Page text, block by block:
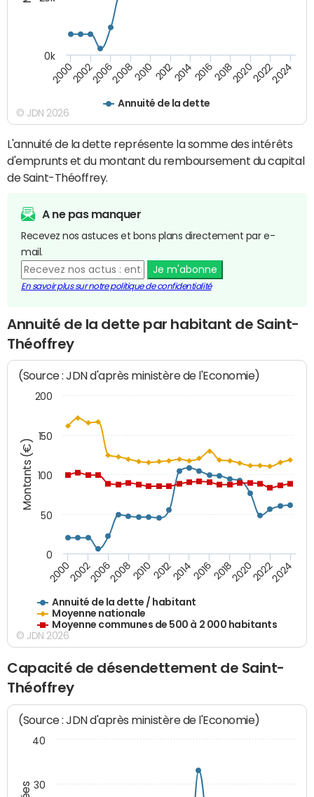
Annuité de la dette
20002002200620082010 2012201420162018202020222024
0k
© JDN 2026
L'annuité de la dette représente la somme des intérêts
d'emprunts et du montant du remboursement du capital
de Saint-Théoffrey.
A ne pas manquer
Recevez nos astuces et bons plans directement par e-
mail.
Je m'abonne
En savoir plus sur notre politique de confidentialité
Annuité de la dette par habitant de Saint-
Théoffrey
Montants (€)
(Source : JDN d'après ministère de l'Economie)
Annuité de la dette / habitant
Moyenne nationale
Moyenne communes de 500 à 2 000 habitants
200020022006200820102012201420162018202020222024
0
50
100
150
200
© JDN 2026
Capacité de désendettement de Saint-
Théoffrey
(Source : JDN d'après ministère de l'Economie)
30
40